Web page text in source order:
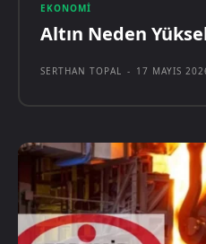
EKONOMI
Altın Neden
SERTHAN TOPAL - 17 MAYIS